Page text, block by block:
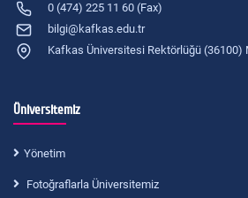
0 (474) 225 11 60 (Fax)
bilgi@kafkas.edu.tr
Kafkas Üniversitesi Rektörlüğü (36100)
Üniversitemiz
Yönetim
Fotoğraflarla Üniversitemiz